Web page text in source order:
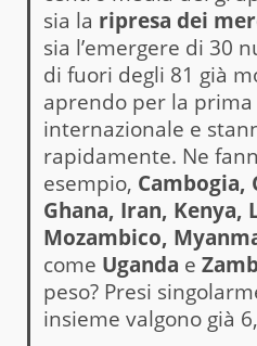
sia la ripresa dei
sia l’emergere di 30
di fuori degli 81 già
aprendo per la
internazionale e
rapidamente. Ne
esempio, Cambogia,
Ghana, Iran, Kenya,
Mozambico,
come Uganda e
peso? Presi
insieme valgono già